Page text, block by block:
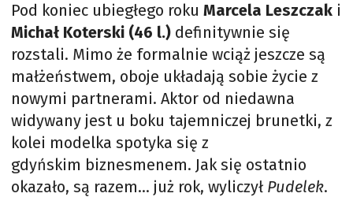
Pod koniec ubiegłego roku Marcela Leszczak i
Michał Koterski (46 l.) definitywnie się
rozstali. Mimo że formalnie wciąż jeszcze są
małżeństwem, oboje układają sobie życie z
nowymi partnerami. Aktor od niedawna
widywany jest u boku tajemniczej brunetki, z
kolei modelka spotyka się z
gdyńskim biznesmenem. Jak się ostatnio
okazało, są razem… już rok, wyliczył Pudelek.